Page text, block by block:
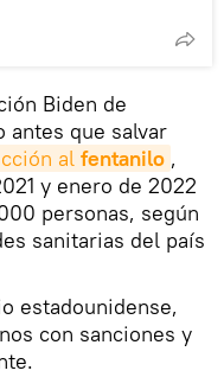
Biden de
antes que salvar
al fentanilo ,
y enero de 2022
personas, según
sanitarias del país
estadounidense,
con sanciones y